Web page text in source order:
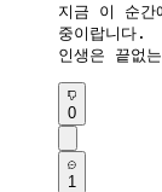
지금 이 순간
중이랍니다.
인생은 끝없
0
1